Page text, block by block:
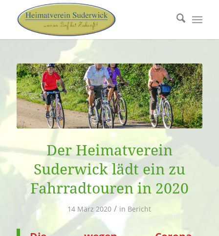
Der Heimatverein
Suderwick lädt ein zu
Fahrradtouren in 2020
14 März 2020 / in Bericht